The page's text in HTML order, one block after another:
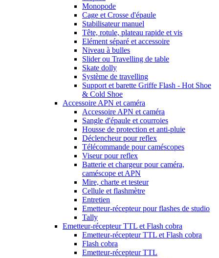
Monopode
Cage et Crosse d'épaule
Stabilisateur manuel
Tête, rotule, plateau rapide et vis
Elément séparé et accessoire
Niveau à bulles
Slider ou Travelling de table
Skate dolly
Système de travelling
Support et barette Griffe Flash - Hot Shoe
& Cold Shoe
Accessoire APN et caméra
Accessoire APN et caméra
Sangle d'épaule et courroies
Housse de protection et anti-pluie
Déclencheur pour reflex
Télécommande pour caméscopes
Viseur pour reflex
Batterie et chargeur pour caméra,
caméscope et APN
Mire, charte et testeur
Cellule et flashmètre
Entretien
Emetteur-récepteur pour flashes de studio
Tally
Emetteur-récepteur TTL et Flash cobra
Emetteur-récepteur TTL et Flash cobra
Flash cobra
Emetteur-récepteur TTL